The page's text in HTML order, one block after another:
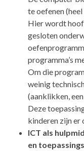
te oefenen
Hier wordt
gesloten
programma’s
Om die
weinig
(aanklikken,
Deze
kinderen zijn er
ICT als
en